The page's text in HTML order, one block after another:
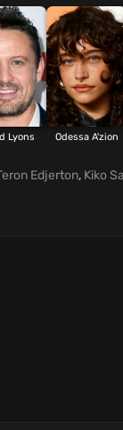
Lyons Odessa A'zion
Edjerton, Kiko